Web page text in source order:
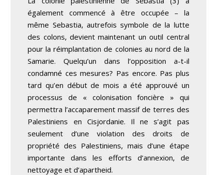
également commencé à être occupée – la
même Sebastia, autrefois symbole de la lutte
des colons, devient maintenant un outil central
pour la réimplantation de colonies au nord de la
Samarie. Quelqu’un dans l’opposition a-t-il
condamné ces mesures? Pas encore. Pas plus
tard qu’en début de mois a été approuvé un
processus de « colonisation foncière » qui
permettra l’accaparement massif de terres des
Palestiniens en Cisjordanie. Il ne s’agit pas
seulement d’une violation des droits de
propriété des Palestiniens, mais d’une étape
importante dans les efforts d’annexion, de
nettoyage et d’apartheid.